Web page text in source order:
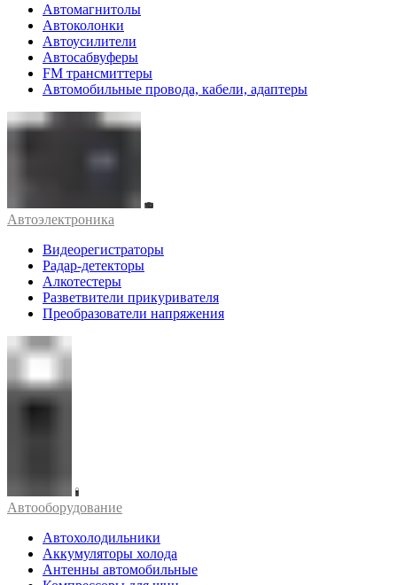
Автомагнитолы
Автоколонки
Автоусилители
Автосабвуферы
FM трансмиттеры
Автомобильные провода, кабели, адаптеры
Автоэлектроника
Видеорегистраторы
Радар-детекторы
Алкотестеры
Разветвители прикуривателя
Преобразователи напряжения
Автооборудование
Автохолодильники
Аккумуляторы холода
Антенны автомобильные